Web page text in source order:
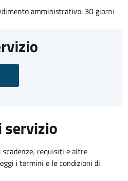
amministrativo: 30 giorni
servizio
requisiti e altre
i termini e le condizioni di